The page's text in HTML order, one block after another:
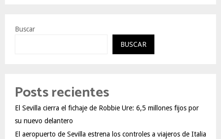
Buscar
BUSCAR
Posts recientes
El Sevilla cierra el fichaje de Robbie Ure: 6,5 millones fijos por
su nuevo delantero
El aeropuerto de Sevilla estrena los controles a viajeros de Italia